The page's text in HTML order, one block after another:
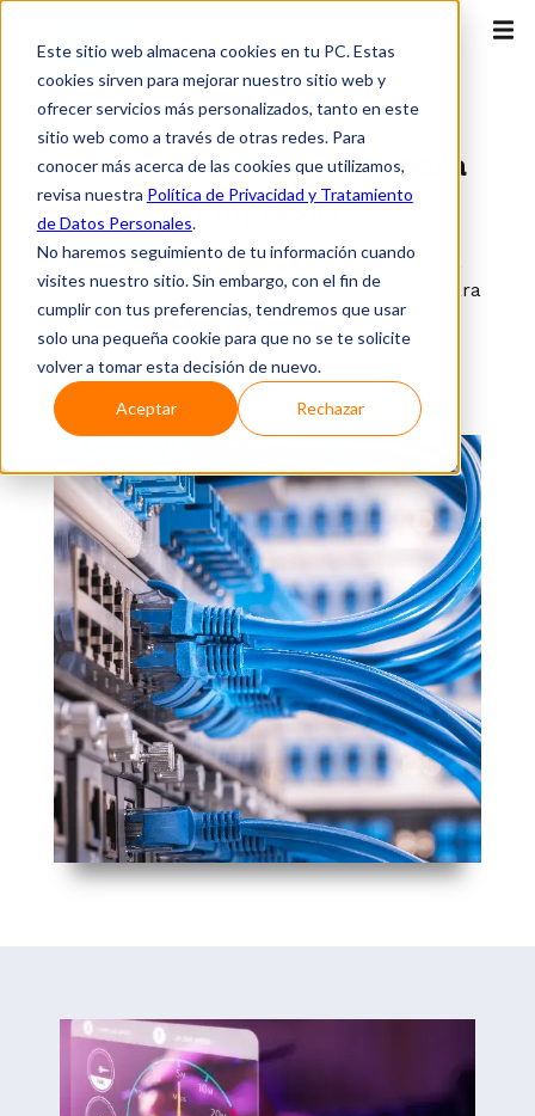
Este sitio web almacena cookies en tu PC. Estas
cookies sirven para mejorar nuestro sitio web y
ofrecer servicios más personalizados, tanto en este
sitio web como a través de otras redes. Para
conocer más acerca de las cookies que utilizamos,
revisa nuestra Política de Privacidad y Tratamiento
de Datos Personales.
No haremos seguimiento de tu información cuando
visites nuestro sitio. Sin embargo, con el fin de
cumplir con tus preferencias, tendremos que usar
solo una pequeña cookie para que no se te solicite
volver a tomar esta decisión de nuevo.
Aceptar Rechazar
Empresas y Gobiernos
Servicios de Ethernet para
empresas
Transporte de datos dedicado entre sitios,
diseñado con la confiabilidad y la calidad para
que las empresas puedan garantizar la
continuidad de sus negocios.